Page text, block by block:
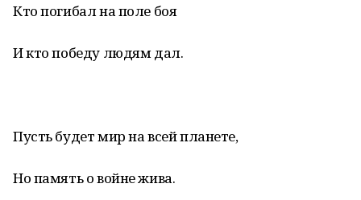
Кто погибал на поле боя
И кто победу людям дал.
Пусть будет мир на всей планете,
Но память о войне жива.